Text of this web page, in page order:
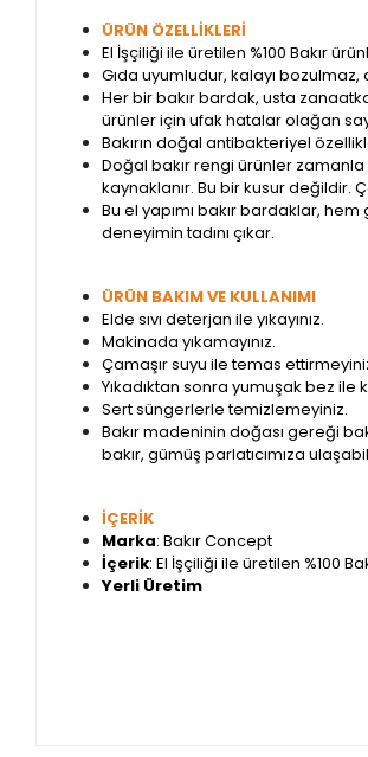
ÜRÜN ÖZELLİKLERİ
El İşçiliği ile üretilen %100 Bakır
Gıda uyumludur, kalayı
Her bir bakır bardak, usta
ürünler için ufak hatalar olağan
Bakırın doğal antibakteriyel
Doğal bakır rengi ürünler
kaynaklanır. Bu bir kusur değildir.
Bu el yapımı bakır bardaklar,
deneyimin tadını çıkar.
ÜRÜN BAKIM VE KULLANIMI
Elde sıvı deterjan ile yıkayınız.
Makinada yıkamayınız.
Çamaşır suyu ile temas
Yıkadıktan sonra yumuşak bez ile
Sert süngerlerle temizlemeyiniz.
Bakır madeninin doğası gereği
bakır, gümüş parlatıcımıza
İÇERİK
Marka: Bakır Concept
İçerik: El İşçiliği ile üretilen %100
Yerli Üretim